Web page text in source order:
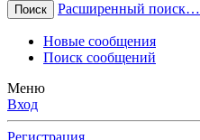
Поиск Расширенный поиск…
Новые сообщения
Поиск сообщений
Меню
Вход